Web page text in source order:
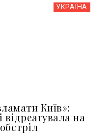
УКРАЇНА
Київ»:
на